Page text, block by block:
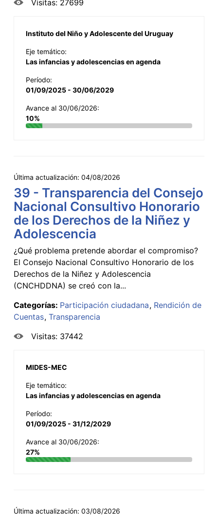
Visitas: 27699
Instituto del Niño y Adolescente del Uruguay
Eje temático:
Las infancias y adolescencias en agenda
Período:
01/09/2025 - 30/06/2029
Avance al 30/06/2026:
10%
Última actualización: 04/08/2026
39 - Transparencia del Consejo
Nacional Consultivo Honorario
de los Derechos de la Niñez y
Adolescencia
¿Qué problema pretende abordar el compromiso?
El Consejo Nacional Consultivo Honorario de los
Derechos de la Niñez y Adolescencia
(CNCHDDNA) se creó con la...
Categorías: Participación ciudadana Rendición de
Cuentas Transparencia
Visitas: 37442
MIDES-MEC
Eje temático:
Las infancias y adolescencias en agenda
Período:
01/09/2025 - 31/12/2029
Avance al 30/06/2026:
27%
Última actualización: 03/08/2026